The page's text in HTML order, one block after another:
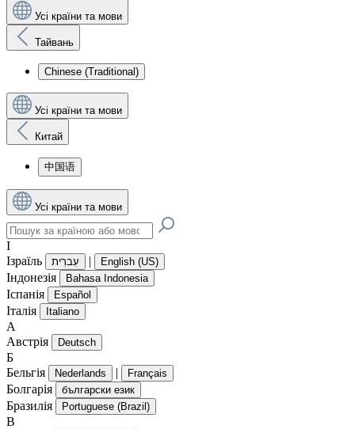
Усі країни та мови
Тайвань
Chinese (Traditional)
Усі країни та мови
Китай
中国语
Усі країни та мови
І
Ізраїль
עִברִית | English (US)
Індонезія Bahasa Indonesia
Іспанія Español
Італія Italiano
А
Австрія
Deutsch
Б
Бельгія
Nederlands | Français
Болгарія български език
Бразилія Portuguese (Brazil)
В